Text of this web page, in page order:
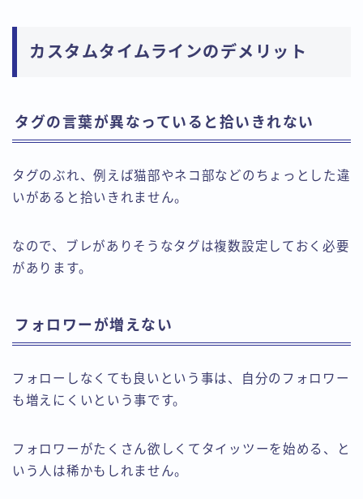
カスタムタイムラインのデメリット
タグの言葉が異なっていると拾いきれない
タグのぶれ、例えば猫部やネコ部などのちょっとした違
いがあると拾いきれません。
なので、ブレがありそうなタグは複数設定しておく必要
があります。
フォロワーが増えない
フォローしなくても良いという事は、自分のフォロワー
も増えにくいという事です。
フォロワーがたくさん欲しくてタイッツーを始める、と
いう人は稀かもしれません。